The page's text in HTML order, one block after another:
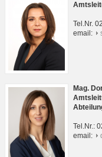
Tel.Nr.
email:
Mag.
Tel.Nr.:
email: